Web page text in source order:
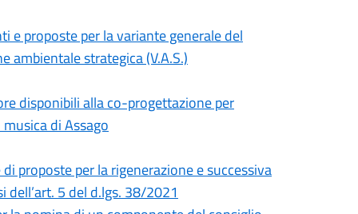
e proposte per la variante generale del
ambientale strategica (V.A.S.)
disponibili alla co-progettazione per
di Assago
proposte per la rigenerazione e successiva
5 del d.lgs. 38/2021